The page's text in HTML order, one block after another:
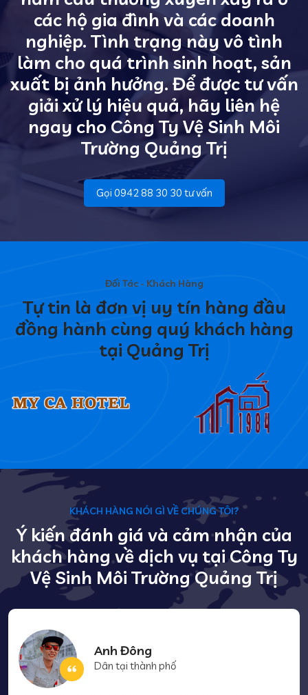
các hộ gia đình và các doanh
nghiệp. Tình trạng này vô tình
làm cho quá trình sinh hoạt, sản
xuất bị ảnh hưởng. Để được tư vấn
giải xử lý hiệu quả, hãy liên hệ
ngay cho Công Ty Vệ Sinh Môi
Trường Quảng Trị
Gọi 0942 88 30 30 tư vấn
Đối Tác - Khách Hàng
Tự tin là đơn vị uy tín hàng đầu
đồng hành cùng quý khách hàng
tại Quảng Trị
KHÁCH HÀNG NÓI GÌ VỀ CHÚNG TÔI?
Ý kiến đánh giá và cảm nhận của
khách hàng về dịch vụ tại Công Ty
Vệ Sinh Môi Trường Quảng Trị
Chị Phương Anh
Quản lý